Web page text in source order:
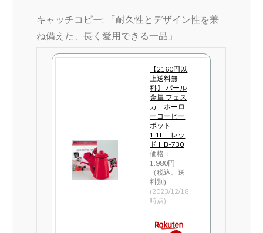
キャッチコピー: 「耐久性とデザイン性を兼
ね備えた、長く愛用できる一品」
【2160円以
上送料無
料】 パール
金属 フェス
カ ホーロ
ーコーヒー
ポット
1.1L レッ
ド HB-730
価格：
1,980円
（税込、送
料別)
(2023/12/18
時点)